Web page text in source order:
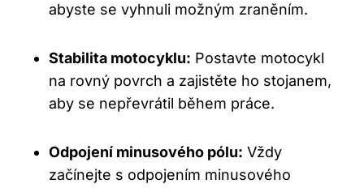
abyste se vyhnuli možným zraněním.
Stabilita motocyklu: Postavte motocykl
na rovný povrch a zajistěte ho stojanem,
aby se nepřevrátil během práce.
Odpojení minusového pólu: Vždy
začínejte s odpojením minusového